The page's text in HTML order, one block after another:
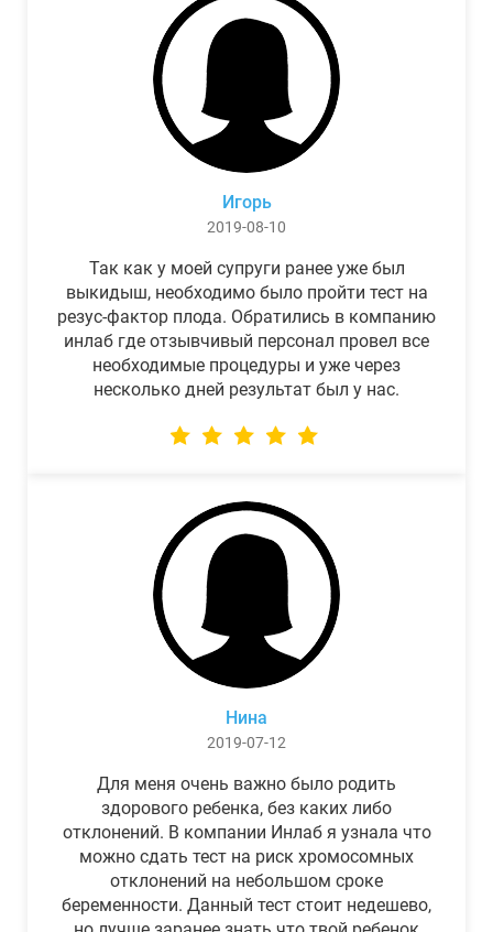
Игорь
2019-08-10
Так как у моей супруги ранее уже был
выкидыш, необходимо было пройти тест на
резус-фактор плода. Обратились в компанию
инлаб где отзывчивый персонал провел все
необходимые процедуры и уже через
несколько дней результат был у нас.
Нина
2019-07-12
Для меня очень важно было родить
здорового ребенка, без каких либо
отклонений. В компании Инлаб я узнала что
можно сдать тест на риск хромосомных
отклонений на небольшом сроке
беременности. Данный тест стоит недешево,